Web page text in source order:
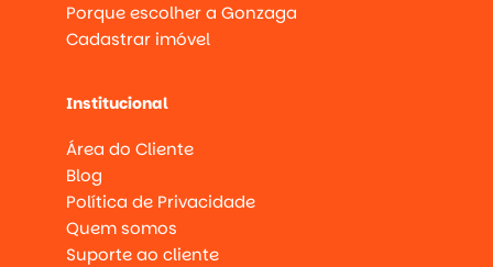
Porque escolher a Gonzaga
Cadastrar imóvel
Institucional
Área do Cliente
Blog
Política de Privacidade
Quem somos
Suporte ao cliente